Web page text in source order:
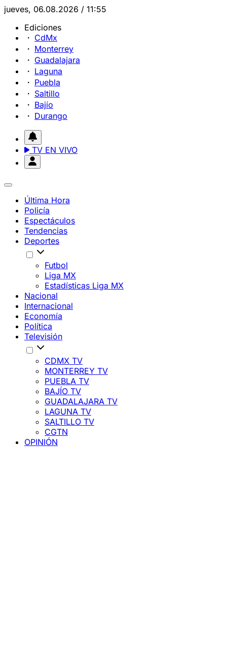
jueves, 06.08.2026 / 11:55
Ediciones
CdMx
Monterrey
Guadalajara
Laguna
Puebla
Saltillo
Bajío
Durango
TV EN VIVO
Última Hora
Policía
Espectáculos
Tendencias
Deportes
Futbol
Liga MX
Estadísticas Liga MX
Nacional
Internacional
Economía
Política
Televisión
CDMX TV
MONTERREY TV
PUEBLA TV
BAJÍO TV
GUADALAJARA TV
LAGUNA TV
SALTILLO TV
CGTN
OPINIÓN